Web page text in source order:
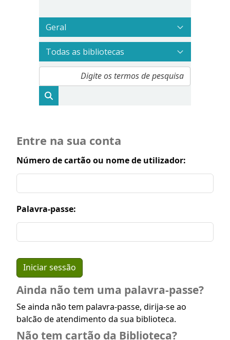
Entre na sua conta
Número de cartão ou nome de utilizador:
Palavra-passe:
Ainda não tem uma palavra-passe?
Se ainda não tem palavra-passe, dirija-se ao
balcão de atendimento da sua biblioteca.
Não tem cartão da Biblioteca?